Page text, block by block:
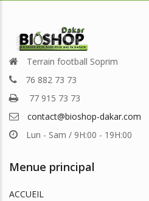
Terrain football Soprim
76 882 73 73
77 915 73 73
contact@bioshop-dakar.com
Lun - Sam / 9H:00 - 19H:00
Menue principal
ACCUEIL